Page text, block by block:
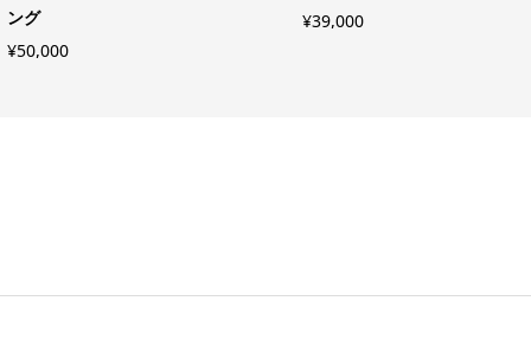
ング
¥50,000
¥39,000